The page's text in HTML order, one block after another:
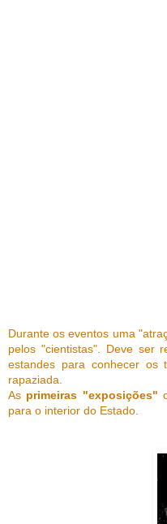
Durante os eventos uma
pelos "cientistas". Deve ser
estandes para conhecer os
rapaziada.
As primeiras "exposições"
para o interior do Estado.